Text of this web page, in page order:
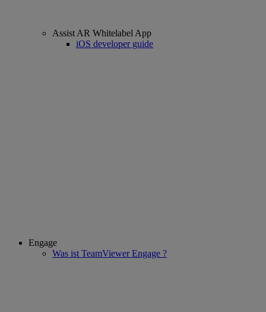
Assist AR Whitelabel App
iOS developer guide
Engage
Was ist TeamViewer Engage ?